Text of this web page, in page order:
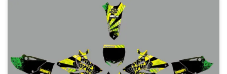
とてもフリースタイラーなグラフィックデカールをデザインさせていただきま
した。 色もイエローとグリーン […]